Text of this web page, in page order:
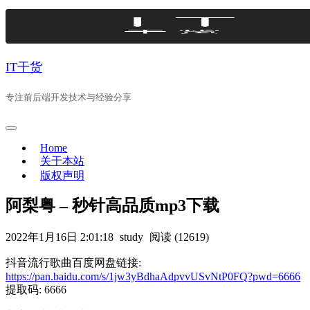
Skip
IT干货
专注前后端开发技术与经验分享
Home
关于本站
版权声明
阿梨粤 – 秒针高品质mp3下载
2022年1月16日 2:01:18 study 阅读 (12619)
抖音流行歌曲百度网盘链接:
https://pan.baidu.com/s/1jw3yBdhaAdpvvUSvNtP0FQ?pwd=6666
提取码: 6666